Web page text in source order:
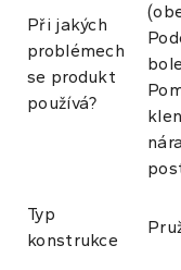
Při jakých
problémech
se produkt
používá?
Typ
konstrukce